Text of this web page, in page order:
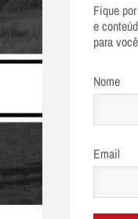
Fique
e
para
Nome
Email